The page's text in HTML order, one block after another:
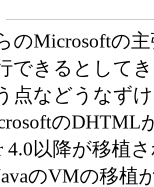
Microsoftの
できるとして
点などうなず
のDHTML
4.0以降が移植
のVMの移植